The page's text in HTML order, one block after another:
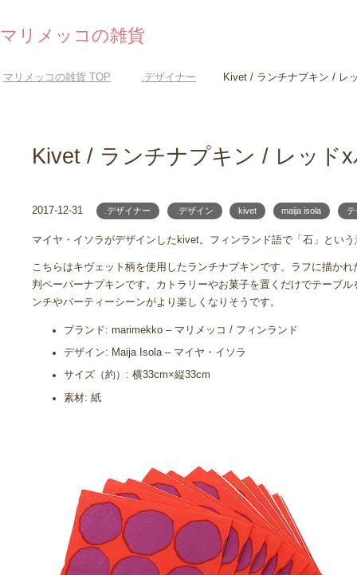
マリメッコの雑貨
マリメッコの雑貨 TOP .デザイナー Kivet / ランチナプキン / レ
Kivet / ランチナプキン / レッド
2017-12-31 .デザイナー .デザイン kivet maija isola テ
マイヤ・イソラがデザインしたkivet。フィンランド語で「石」とい
こちらはキヴェット柄を使用したランチナプキンです。ラフに描か
判ペーパーナプキンです。カトラリーやお菓子を置くだけでテーブ
ンチやパーティーシーンがより楽しくなりそうです。
ブランド: marimekko – マリメッコ / フィンランド
デザイン: Maija Isola – マイヤ・イソラ
サイズ（約）: 横33cm×縦33cm
素材: 紙